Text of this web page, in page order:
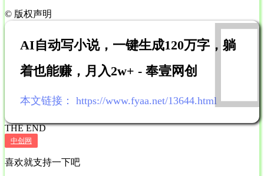
© 版权声明
AI自动写小说，一键生成120万字，躺
着也能赚，月入2w+ - 奉壹网创
本文链接： https://www.fyaa.net/13644.html
THE END
中创网
喜欢就支持一下吧